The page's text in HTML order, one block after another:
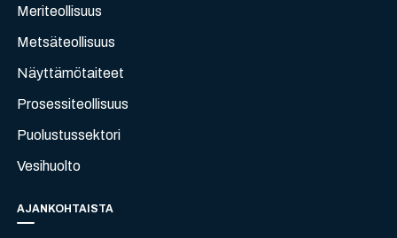
Meriteollisuus
Metsäteollisuus
Näyttämötaiteet
Prosessiteollisuus
Puolustussektori
Vesihuolto
AJANKOHTAISTA